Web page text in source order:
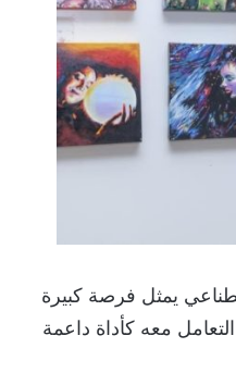
يمثل فرصة كبيرة
معه كأداة داعمة